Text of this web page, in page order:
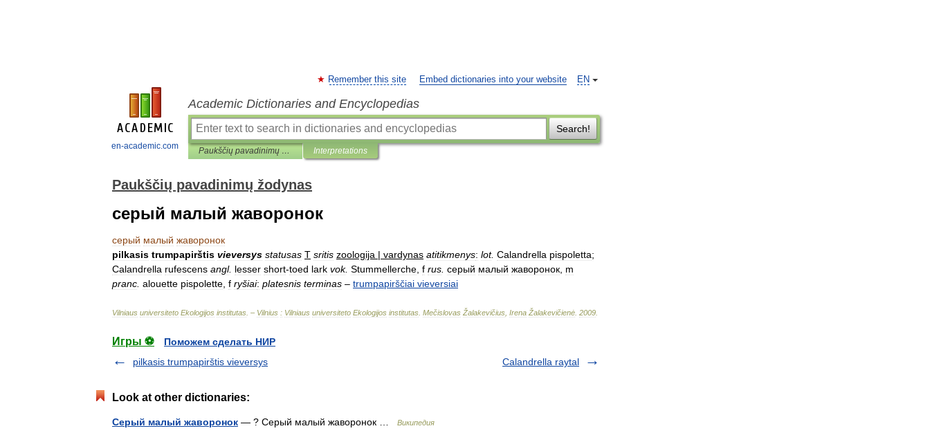
en-academic.com
EN
Remember this site Embed dictionaries into your website
Academic Dictionaries and Encyclopedias
Search!
Paukščių pavadinimų žodynas Interpretations
Paukščių pavadinimų žodynas
серый малый жаворонок
серый малый жаворонок
pilkasis trumpapirštis vieversys statusas T sritis zoologija | vardynas atitikmenys: lot. Calandrella pispoletta;
Calandrella rufescens angl. lesser short-toed lark vok. Stummellerche f rus серый малый жаворонок m
pranc alouette pispolette f ryšiai: platesnis terminas – trumpapirščiai vieversiai
Vilniaus universiteto Ekologijos institutas . – Vilnius : Vilniaus universiteto Ekologijos institutas Mečislovas Žalakevičius Irena Žalakevičienė 2009
Игры ⚽
Поможем сделать НИР
pilkasis trumpapirštis vieversys
Calandrella raytal
Look at other dictionaries:
Серый малый жаворонок — ? Серый малый жаворонок … Википедия